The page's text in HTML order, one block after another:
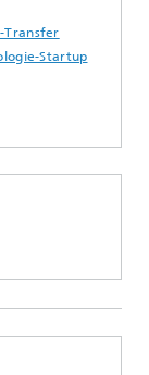
Transfer
Startup